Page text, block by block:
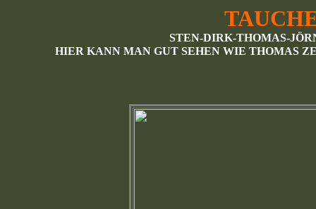
STEN-DIRK-THOMAS-
HIER KANN MAN GUT SEHEN WIE THOMAS